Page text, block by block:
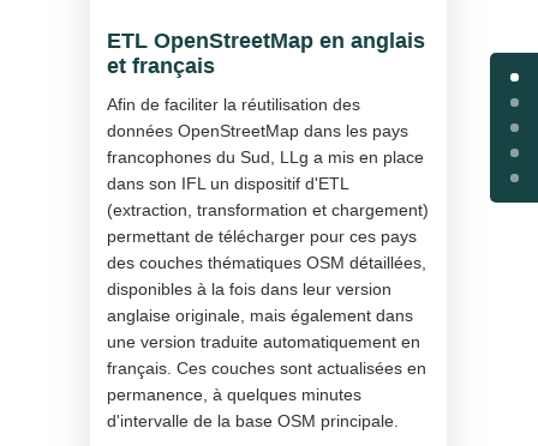
ETL OpenStreetMap en anglais
et français
Afin de faciliter la réutilisation des
données OpenStreetMap dans les pays
francophones du Sud, LLg a mis en place
dans son IFL un dispositif d'ETL
(extraction, transformation et chargement)
permettant de télécharger pour ces pays
des couches thématiques OSM détaillées,
disponibles à la fois dans leur version
anglaise originale, mais également dans
une version traduite automatiquement en
français. Ces couches sont actualisées en
permanence, à quelques minutes
d'intervalle de la base OSM principale.